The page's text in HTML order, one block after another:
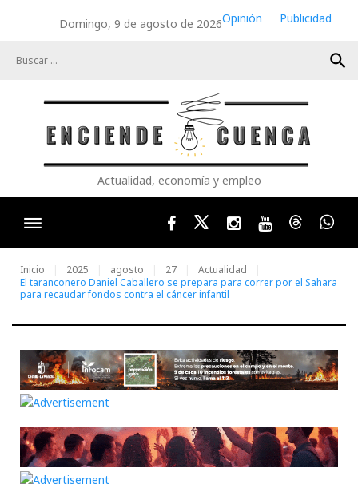
Domingo, 9 de agosto de 2026Opinión
Publicidad
search
Actualidad, economía y empleo
FacebookTwitterInstagram
YoutubeThreads
Inicio 2025 agosto 27
Actualidad
El taranconero Daniel Caballero se prepara para correr por el Sahara
para recaudar fondos contra el cáncer infantil